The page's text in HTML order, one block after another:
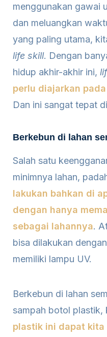
menggunakan gawai
dan meluangkan
yang paling utama,
life skill. Dengan
hidup akhir-akhir ini,
perlu diajarkan
Dan ini sangat tepat
Berkebun di lahan
Salah satu
minimnya lahan,
lakukan bahkan di
dengan hanya
sebagai lahannya.
bisa dilakukan
memiliki lampu UV.
Berkebun di lahan
sampah botol plastik,
plastik ini dapat